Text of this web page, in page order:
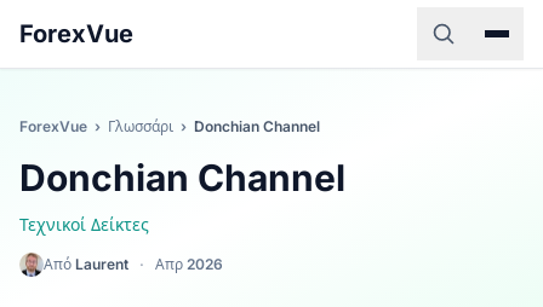
ForexVue
ForexVue › Γλωσσάρι › Donchian Channel
Donchian Channel
Τεχνικοί Δείκτες
Από Laurent · Απρ 2026